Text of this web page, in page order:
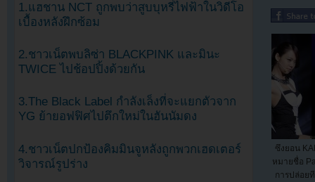
ซึงยอน
หมายชื่อ
การปล่อย
1.แฮชาน NCT ถูกพบว่าสูบบุหรี่ไฟฟ้าในวิดีโอ
เบื้องหลังฝึกซ้อม
2.ชาวเน็ตพบลิซ่า BLACKPINK และมินะ
TWICE ไปช้อปปิ้งด้วยกัน
3.The Black Label กำลังเล็งที่จะแยกตัวจาก
YG ย้ายอฟฟิศไปตึกใหม่ในฮันนัมดง
4.ชาวเน็ตปกป้องคิมมินจูหลังถูกพวกเฮดเตอร์
วิจารณ์รูปร่าง